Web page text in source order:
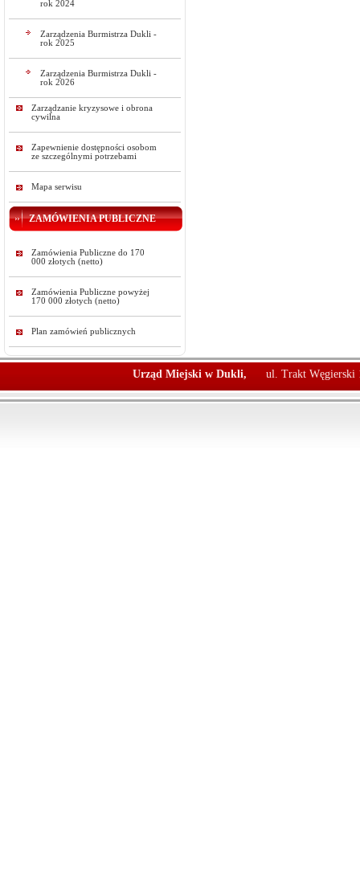
rok 2024
Zarządzenia Burmistrza Dukli -
rok 2025
Zarządzenia Burmistrza Dukli -
rok 2026
Zarządzanie kryzysowe i obrona
cywilna
Zapewnienie dostępności osobom
ze szczególnymi potrzebami
Mapa serwisu
ZAMÓWIENIA PUBLICZNE
Zamówienia Publiczne do 170
000 złotych (netto)
Zamówienia Publiczne powyżej
170 000 złotych (netto)
Plan zamówień publicznych
Urząd Miejski w Dukli, ul. Trakt Węgierski